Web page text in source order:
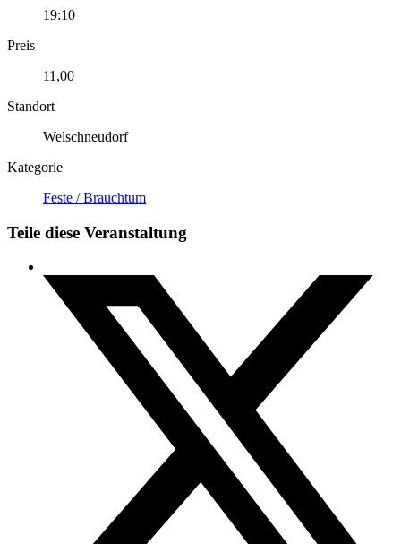
19:10
Preis
11,00
Standort
Welschneudorf
Kategorie
Feste / Brauchtum
Teile diese Veranstaltung